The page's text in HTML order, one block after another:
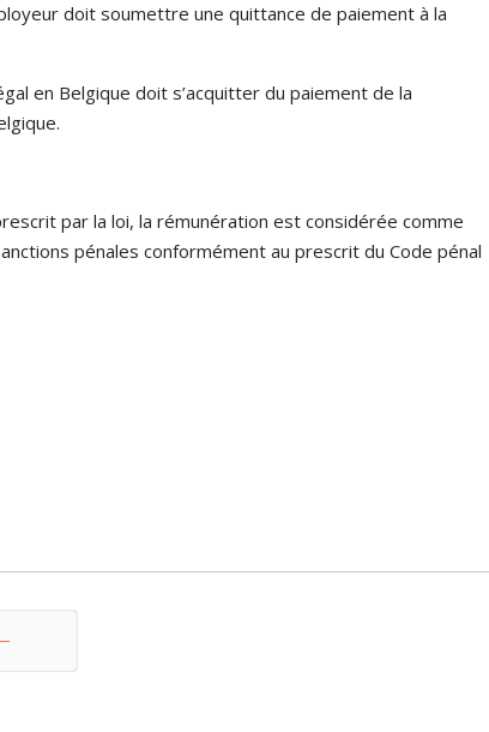
doit soumettre une quittance de paiement à la
en Belgique doit s’acquitter du paiement de la
par la loi, la rémunération est considérée comme
pénales conformément au prescrit du Code pénal